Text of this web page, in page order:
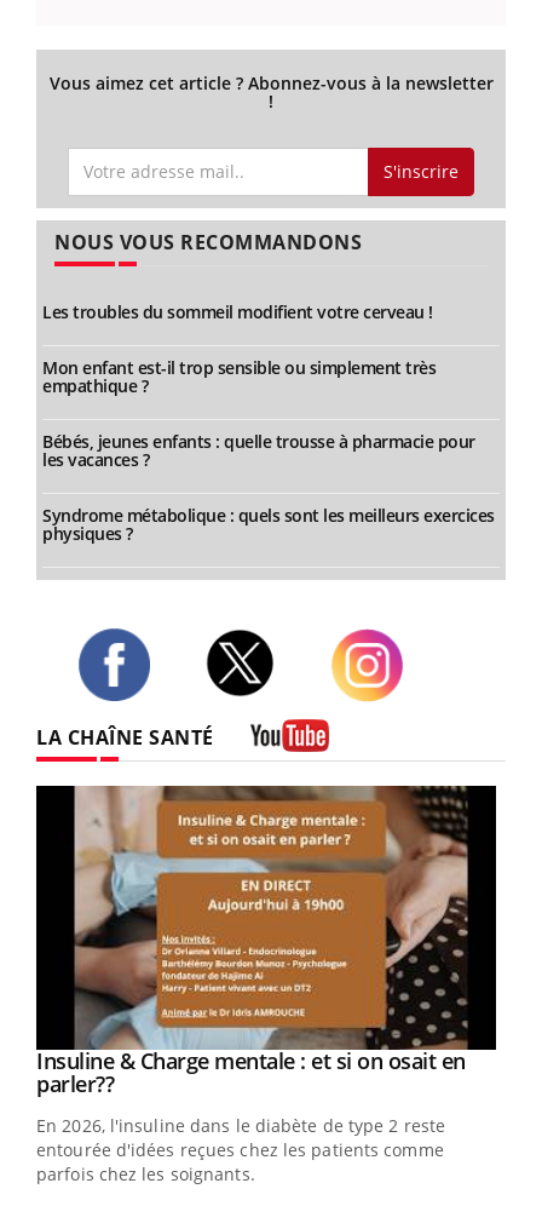
Vous aimez cet article ? Abonnez-vous à la newsletter
!
S'inscrire
NOUS VOUS RECOMMANDONS
Les troubles du sommeil modifient votre cerveau !
Mon enfant est-il trop sensible ou simplement très
empathique ?
Bébés, jeunes enfants : quelle trousse à pharmacie pour
les vacances ?
Syndrome métabolique : quels sont les meilleurs exercices
physiques ?
LA CHAÎNE SANTÉ
Youtube
Insuline & Charge mentale : et si on osait en
parler??Youtube
En 2026, l'insuline dans le diabète de type 2 reste
entourée d'idées reçues chez les patients comme
parfois chez les soignants.